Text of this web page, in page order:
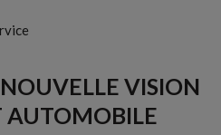
VISION
AUTOMOBILE